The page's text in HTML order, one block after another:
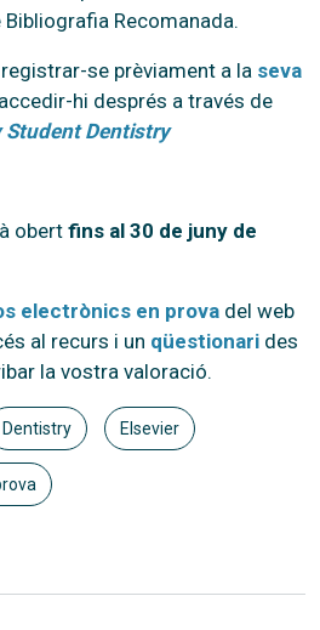
Recomanada.
se prèviament a la seva
hi després a través de
Student Dentistry
obert fins al 30 de juny de
electrònics en prova del web
al recurs i un qüestionari des
la vostra valoració.
Dentistry Elsevier